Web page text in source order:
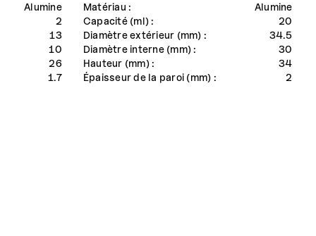
Alumine
2
13
10
26
1.7
Matériau :
Alumine
Capacité (ml) :
20
Diamètre extérieur (mm) :
34.5
Diamètre interne (mm) :
30
Hauteur (mm) :
34
Épaisseur de la paroi (mm) :
2